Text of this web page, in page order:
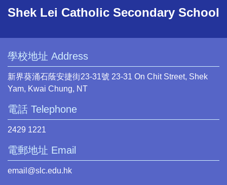
Shek Lei Catholic Secondary School
學校地址 Address
新界葵涌石蔭安捷街23-31號 23-31 On Chit Street, Shek
Yam, Kwai Chung, NT
電話 Telephone
2429 1221
電郵地址 Email
email@slc.edu.hk